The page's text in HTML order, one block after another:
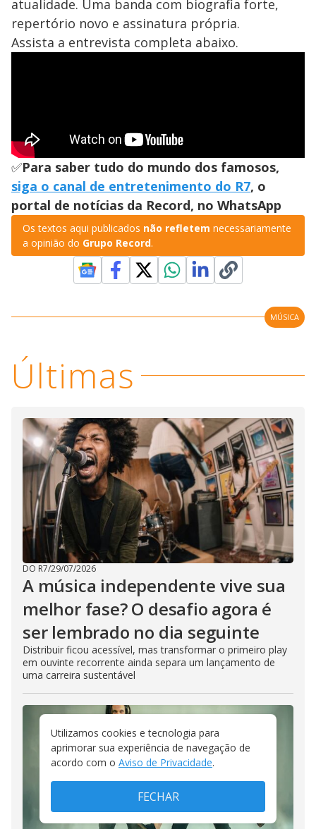
atualidade. Uma banda com biografia forte,
repertório novo e assinatura própria.
Assista a entrevista completa abaixo.
✅Para saber tudo do mundo dos famosos,
siga o canal de entretenimento do R7, o
portal de notícias da Record, no WhatsApp
Os textos aqui publicados não refletem necessariamente
a opinião do Grupo Record.
MÚSICA
Últimas
DO R7/29/07/2026
A música independente vive sua
melhor fase? O desafio agora é
ser lembrado no dia seguinte
Distribuir ficou acessível, mas transformar o primeiro play
em ouvinte recorrente ainda separa um lançamento de
uma carreira sustentável
Utilizamos cookies e tecnologia para
aprimorar sua experiência de navegação de
acordo com o Aviso de Privacidade.
FECHAR